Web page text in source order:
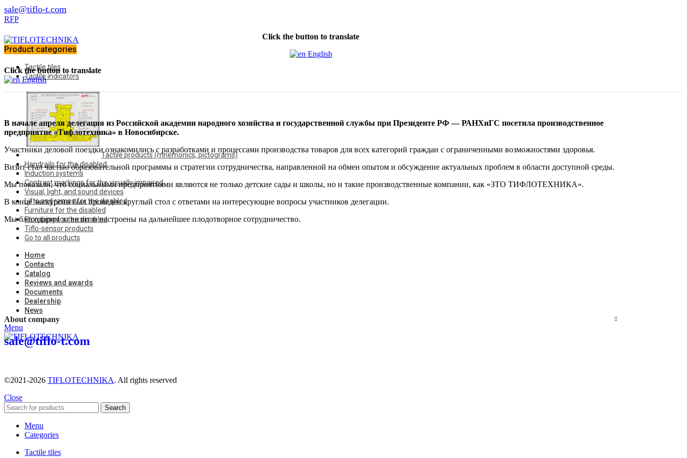
sale@tiflo-t.com
RFP
Click the button to translate
English
Product categories
Tactile tiles
Tactile indicators
Tactile products (mnemonics, pictograms)
Handrails for the disabled
Induction systems
Contrast markings for the visually impaired
Visual, light, and sound devices
Lifts and ramps for the disabled
Furniture for the disabled
Plumbing for the disabled
Tiflo-sensor products
Go to all products
Home
Contacts
Catalog
Reviews and awards
Documents
Dealership
News
Menu
Click the button to translate
English
В начале апреля делегация из Российской академии народного хозяйства и государственной службы при Президенте РФ — РАНХиГС посетила производственное
предприятие «Тифлотехника» в Новосибирске.
Участники деловой поездки ознакомились с разработками и процессами производства товаров для всех категорий граждан с ограниченными возможностями здоровья.
Визит стал частью образовательной программы и стратегии сотрудничества, направленной на обмен опытом и обсуждение актуальных проблем в области доступной среды.
Мы показали, что социальными предприятиями являются не только детские сады и школы, но и такие производственные компании, как «ЗТО ТИФЛОТЕХНИКА».
В конце экскурсии был проведен круглый стол с ответами на интересующие вопросы участников делегации.
Мы благодарим за визит и настроены на дальнейшее плодотворное сотрудничество.
About company
sale@tiflo-t.com
©2021-2026 TIFLOTECHNIKA. All rights reserved
Close
Search
Menu
Categories
Tactile tiles